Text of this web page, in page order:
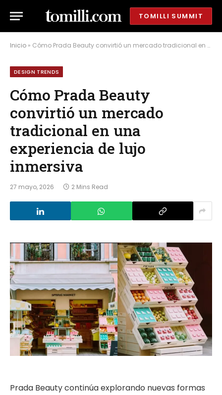
TOMILLI SUMMIT
Inicio » Cómo Prada Beauty convirtió un mercado tradicional en una experiencia de lujo inmersiva
DESIGN TRENDS
Cómo Prada Beauty
convirtió un mercado
tradicional en una
experiencia de lujo
inmersiva
27 mayo, 2026 2 Mins Read
Prada Beauty continúa explorando nuevas formas